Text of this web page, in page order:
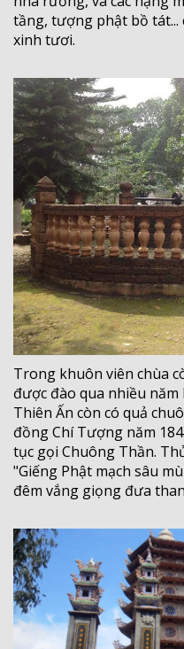
tầng, tượng phật bồ
xinh tươi.
Trong khuôn viên chùa
được đào qua nhiều năm
Thiên Ấn còn có quả
đồng Chí Tượng năm
tục gọi Chuông Thần.
"Giếng Phật mạch sâu
đêm vắng giọng đưa